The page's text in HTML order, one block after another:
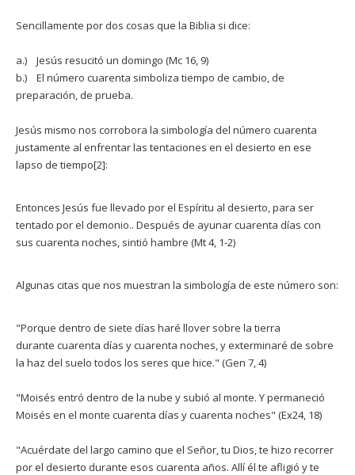
Sencillamente por dos cosas que la Biblia si dice:
a.) Jesús resucitó un domingo (Mc 16, 9)
b.) El número cuarenta simboliza tiempo de cambio, de
preparación, de prueba.
Jesús mismo nos corrobora la simbología del número cuarenta
justamente al enfrentar las tentaciones en el desierto en ese
lapso de tiempo[2]:
Entonces Jesús fue llevado por el Espíritu al desierto, para ser
tentado por el demonio.. Después de ayunar cuarenta días con
sus cuarenta noches, sintió hambre (Mt 4, 1-2)
Algunas citas que nos muestran la simbología de este número son:
"Porque dentro de siete días haré llover sobre la tierra
durante cuarenta días y cuarenta noches, y exterminaré de sobre
la haz del suelo todos los seres que hice." (Gen 7, 4)
"Moisés entró dentro de la nube y subió al monte. Y permaneció
Moisés en el monte cuarenta días y cuarenta noches" (Ex24, 18)
"Acuérdate del largo camino que el Señor, tu Dios, te hizo recorrer
por el desierto durante esos cuarenta años. Allí él te afligió y te